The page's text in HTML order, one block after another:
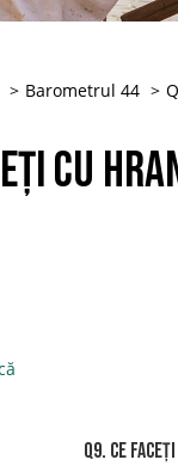
Barometrul 44
cu
Q9. Ce